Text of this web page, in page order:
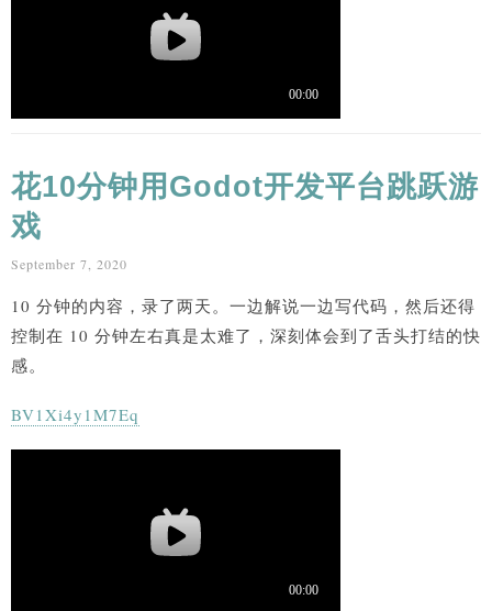
花10分钟用Godot开发平台跳跃游
戏
September 7, 2020
10 分钟的内容，录了两天。一边解说一边写代码，然后还得
控制在 10 分钟左右真是太难了，深刻体会到了舌头打结的快
感。
BV1Xi4y1M7Eq